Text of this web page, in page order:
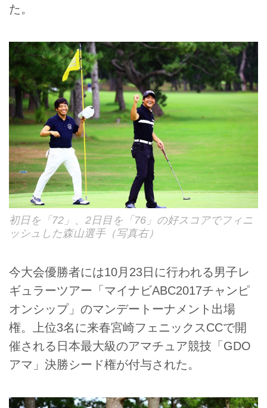
た。
初日を「72」、2日目を「76」の好スコアでフィニ
ッシュした森山選手（写真右）
今大会優勝者には10月23日に行われる男子レ
ギュラーツアー「マイナビABC2017チャンピ
オンシップ」のマンデートーナメント出場
権。上位3名に来春宮崎フェニックスCCで開
催される日本最大級のアマチュア競技「GDO
アマ」決勝シード権が付与された。